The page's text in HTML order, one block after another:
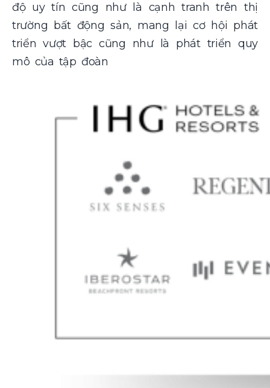
độ uy tín cũng như là cạnh tranh trên thị
trường bất động sản, mang lại cơ hội phát
triển vượt bậc cũng như là phát triển quy
mô của tập đoàn